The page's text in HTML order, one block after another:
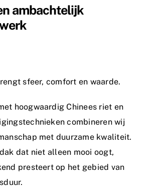
ambachtelijk
sfeer, comfort en waarde.
hoogwaardig Chinees riet en
combineren wij
met duurzame kwaliteit.
dat niet alleen mooi oogt,
presteert op het gebied van